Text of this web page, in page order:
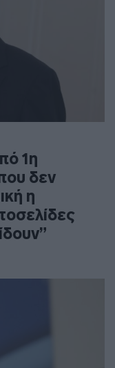
1η
δεν
η